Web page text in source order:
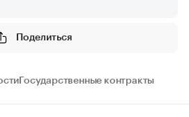
Поделиться
Государственные контракты